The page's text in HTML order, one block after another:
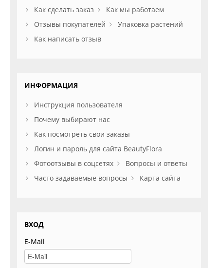
Как сделать заказ
Как мы работаем
Отзывы покупателей
Упаковка растений
Как написать отзыв
ИНФОРМАЦИЯ
Инструкция пользователя
Почему выбирают нас
Как посмотреть свои заказы
Логин и пароль для сайта BeautyFlora
Фотоотзывы в соцсетях
Вопросы и ответы
Часто задаваемые вопросы
Карта сайта
ВХОД
E-Mail